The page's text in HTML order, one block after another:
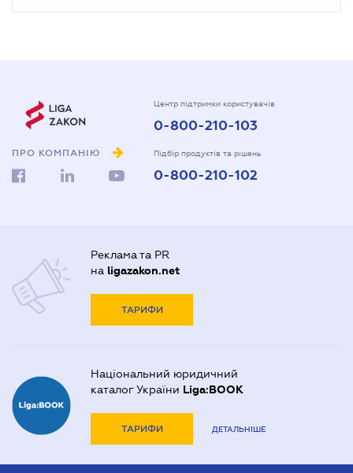
ПРО КОМПАНІЮ
Центр підтримки користувачів
0-800-210-103
Підбір продуктів та рішень
0-800-210-102
Реклама та PR
на ligazakon.net
ТАРИФИ
Національний юридичний
каталог України Liga:BOOK
ТАРИФИ ДЕТАЛЬНІШЕ